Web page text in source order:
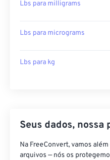
Lbs para milligrams
Lbs para micrograms
Lbs para kg
Seus dados, nossa
Na FreeConvert, vamos
arquivos — nós os